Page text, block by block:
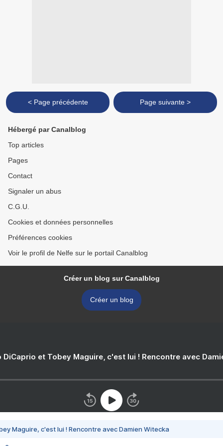
< Page précédente Page suivante >
Hébergé par Canalblog
Top articles
Pages
Contact
Signaler un abus
C.G.U.
Cookies et données personnelles
Préférences cookies
Voir le profil de Nelfe sur le portail Canalblog
Créer un blog sur Canalblog
Créer un blog
DiCaprio et Tobey Maguire, c'est lui ! Rencontre avec
Maguire, c'est lui ! Rencontre avec Damien Witecka